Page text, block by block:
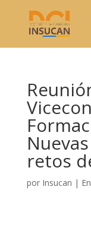
retos
por Insucan |